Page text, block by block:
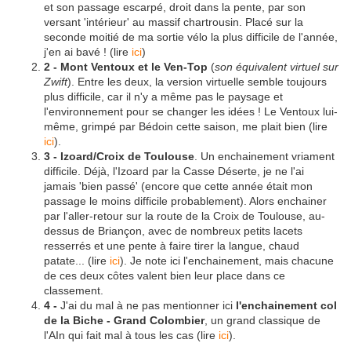
et son passage escarpé, droit dans la pente, par son
versant 'intérieur' au massif chartrousin. Placé sur la
seconde moitié de ma sortie vélo la plus difficile de l'année,
j'en ai bavé ! (lire ici)
2 - Mont Ventoux et le Ven-Top (son équivalent virtuel sur
Zwift). Entre les deux, la version virtuelle semble toujours
plus difficile, car il n'y a même pas le paysage et
l'environnement pour se changer les idées ! Le Ventoux lui-
même, grimpé par Bédoin cette saison, me plait bien (lire
ici).
3 - Izoard/Croix de Toulouse . Un enchainement vriament
difficile. Déjà, l'Izoard par la Casse Déserte, je ne l'ai
jamais 'bien passé' (encore que cette année était mon
passage le moins difficile probablement). Alors enchainer
par l'aller-retour sur la route de la Croix de Toulouse, au-
dessus de Briançon, avec de nombreux petits lacets
resserrés et une pente à faire tirer la langue, chaud
patate... (lire ici). Je note ici l'enchainement, mais chacune
de ces deux côtes valent bien leur place dans ce
classement.
4 - J'ai du mal à ne pas mentionner ici l'enchainement col
de la Biche - Grand Colombier, un grand classique de
l'AIn qui fait mal à tous les cas (lire ici).